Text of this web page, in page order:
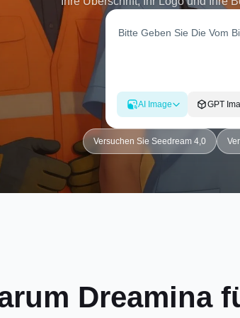
Illustrationsstile, fügen Sie einen
Größen (1080x1080, 1080x1350,
Versionen auf einmal, vergleichen Sie
herunter, die Ihnen gefällt. Neue
AI Image GPT
Versuchen Sie Seedream 4,0
Dreamina